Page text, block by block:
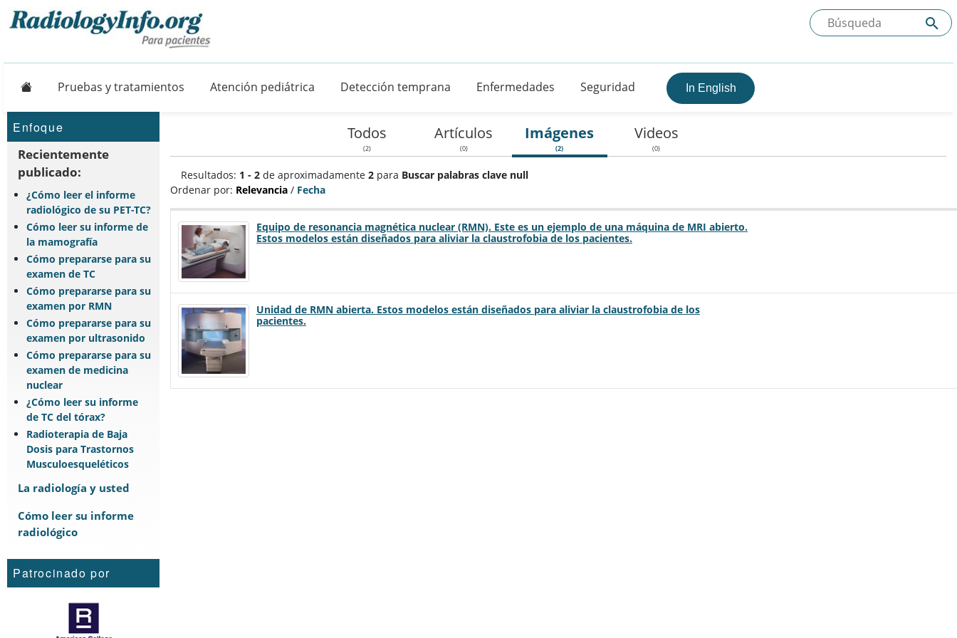
Pruebas y tratamientos Atención pediátrica Detección temprana Enfermedades Seguridad In English
Enfoque
Recientemente
publicado:
¿Cómo leer el informe
radiológico de su PET-TC?
Cómo leer su informe de
la mamografía
Cómo prepararse para su
examen de TC
Cómo prepararse para su
examen por RMN
Cómo prepararse para su
examen por ultrasonido
Cómo prepararse para su
examen de medicina
nuclear
¿Cómo leer su informe
de TC del tórax?
Radioterapia de Baja
Dosis para Trastornos
Musculoesqueléticos
La radiología y usted
Cómo leer su informe
radiológico
Patrocinado por
Todos
(2)
Artículos
(0)
Imágenes
(2)
Videos
(0)
Resultados: 1 - 2 de aproximadamente 2 para Buscar palabras clave null
Ordenar por: Relevancia / Fecha
Equipo de resonancia magnética nuclear (RMN). Este es un ejemplo de una máquina de MRI abierto.
Estos modelos están diseñados para aliviar la claustrofobia de los pacientes.
Unidad de RMN abierta. Estos modelos están diseñados para aliviar la claustrofobia de los
pacientes.